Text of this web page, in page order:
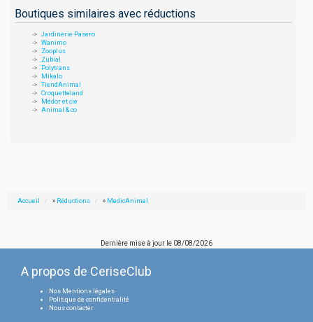
Boutiques similaires avec réductions
Jardinerie Pasero
Wanimo
Zooplus
Zubial
Polytrans
Mikalo
TiendAnimal
Croquetteland
Médor et cie
Animal & co
Accueil » Réductions » MedicAnimal
Dernière mise à jour le 08/08/2026
A propos de CeriseClub
Nos Mentions légales
Politique de confidentialité
Nous contacter